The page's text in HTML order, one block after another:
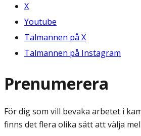
X
Youtube
Talmannen på X
Talmannen på Instagram
Prenumerera
För dig som vill bevaka arbetet i
finns det flera olika sätt att välja